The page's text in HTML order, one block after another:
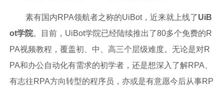
素有国内RPA领航者之称的UiBot，近来就上线了UiB
ot学院。目前，UiBot学院已经陆续推出了80多个免费的R
PA视频教程，覆盖初、中、高三个层级难度。无论是对R
PA和办公自动化有需求的初学者，还是想深入了解RPA、
有志往RPA方向转型的程序员，亦或是有意愿今后从事RP